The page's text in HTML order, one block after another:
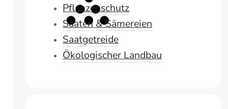
Pflanzenschutz
Saaten & Sämereien
Saatgetreide
Ökologischer Landbau